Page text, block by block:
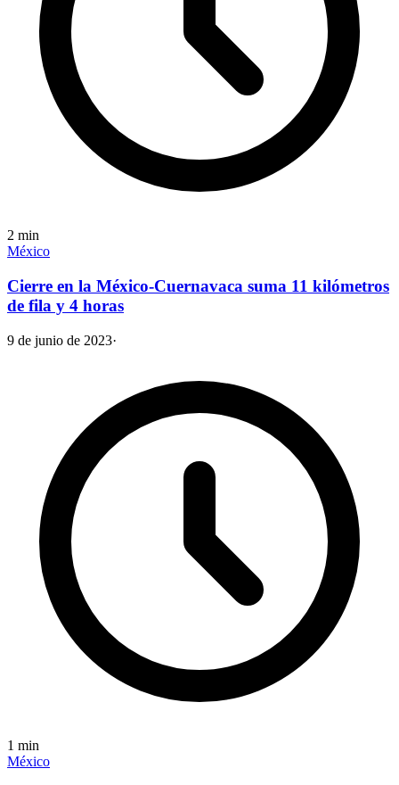
2 min
México
Cierre en la México-Cuernavaca suma 11 kilómetros
de fila y 4 horas
9 de junio de 2023·
1 min
México